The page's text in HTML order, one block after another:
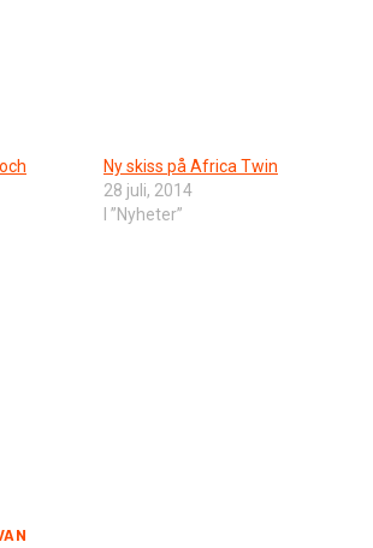
Ny skiss på Africa Twin
28 juli, 2014
I ”Nyheter”